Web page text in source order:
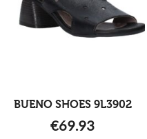
BUENO SHOES 9L3902
€69.93